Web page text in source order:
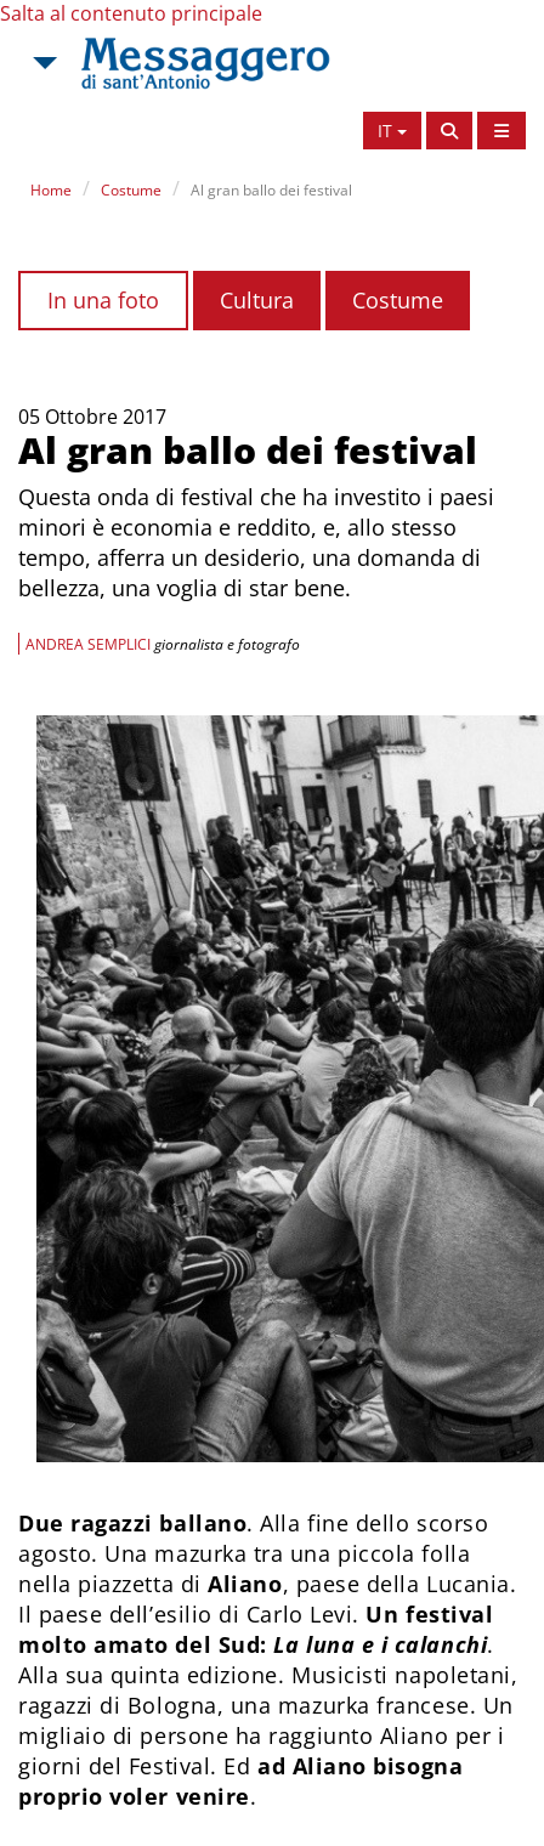
Salta al contenuto principale
IT
Home Costume Al gran ballo dei festival
In una foto Cultura Costume
05 Ottobre 2017
Al gran ballo dei festival
Questa onda di festival che ha investito i paesi
minori è economia e reddito, e, allo stesso
tempo, afferra un desiderio, una domanda di
bellezza, una voglia di star bene.
ANDREA SEMPLICIgiornalista e fotografo
Due ragazzi ballano. Alla fine dello scorso
agosto. Una mazurka tra una piccola folla
nella piazzetta diAliano, paese della Lucania.
Il paese dell’esilio di Carlo Levi. Un festival
molto amato del Sud:La luna e i calanchi.
Alla sua quinta edizione. Musicisti napoletani,
ragazzi di Bologna, una mazurka francese. Un
migliaio di persone ha raggiunto Aliano per i
giorni del Festival. Ed ad Aliano bisogna
proprio voler venire.